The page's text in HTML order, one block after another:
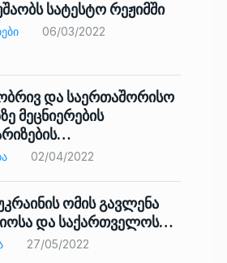
სატესტო რეჟიმში
06/03/2022
და საერთაშორისო
მეცნიერების
02/04/2022
ომის გავლენა
და საქართველოს…
27/05/2022